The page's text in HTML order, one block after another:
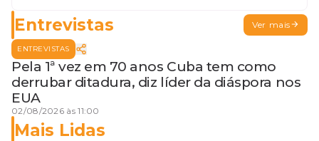
Entrevistas Ver mais
ENTREVISTAS
Pela 1ª vez em 70 anos Cuba tem como
derrubar ditadura, diz líder da diáspora nos
EUA
02/08/2026 às 11:00
Mais Lidas